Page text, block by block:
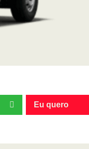
Eu quero